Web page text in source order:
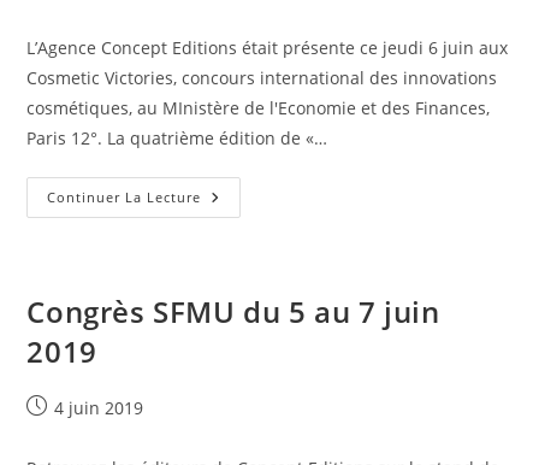
L’Agence Concept Editions était présente ce jeudi 6 juin aux
Cosmetic Victories, concours international des innovations
cosmétiques, au MInistère de l'Economie et des Finances,
Paris 12°. La quatrième édition de «…
Continuer La Lecture Cérémonie
The
2019
Congrès SFMU du 5 au 7 juin
2019
Publication
4 juin 2019